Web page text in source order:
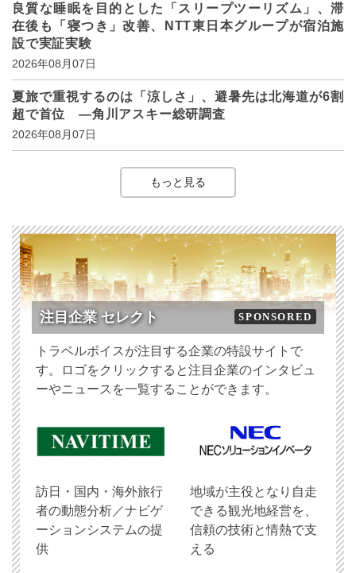
良質な睡眠を目的とした「スリープツーリズム」、滞
在後も「寝つき」改善、NTT東日本グループが宿泊施
設で実証実験
2026年08月07日
夏旅で重視するのは「涼しさ」、避暑先は北海道が6割
超で首位 ―角川アスキー総研調査
2026年08月07日
もっと見る
注目企業 セレクト SPONSORED
トラベルボイスが注目する企業の特設サイトで
す。ロゴをクリックすると注目企業のインタビュ
ーやニュースを一覧することができます。
訪日・国内・海外旅行
者の動態分析／ナビゲ
ーションシステムの提
供
地域が主役となり自走
できる観光地経営を、
信頼の技術と情熱で支
える